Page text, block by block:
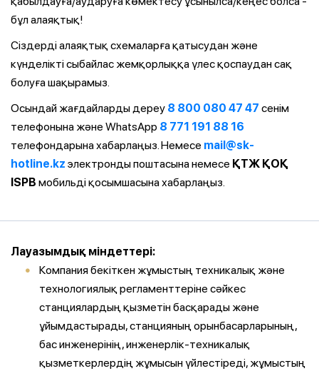
бұл алаяқтық!
Сіздерді алаяқтық схемаларға қатысудан және
күнделікті сыбайлас жемқорлыққа үлес қоспаудан сақ
болуға шақырамыз.
Осындай жағдайларды дереу 8 800 080 47 47 сенім
телефонына және WhatsApp 8 771 191 88 16
телефондарына хабарлаңыз. Немесе mail@sk-
hotline.kz электронды поштасына немесе ҚТЖ ҚОҚ
ISPB мобильді қосымшасына хабарлаңыз.
Лауазымдық міндеттері:
Компания бекіткен жұмыстың техникалық және
технологиялық регламенттеріне сәйкес
станциялардың қызметін басқарады және
ұйымдастырады, станцияның орынбасарларының,
бас инженерінің, инженерлік-техникалық
қызметкерлердің жұмысын үйлестіреді, жұмыстың